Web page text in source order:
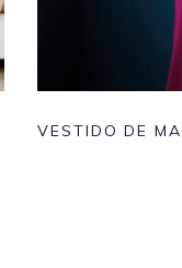
VESTIDO DE